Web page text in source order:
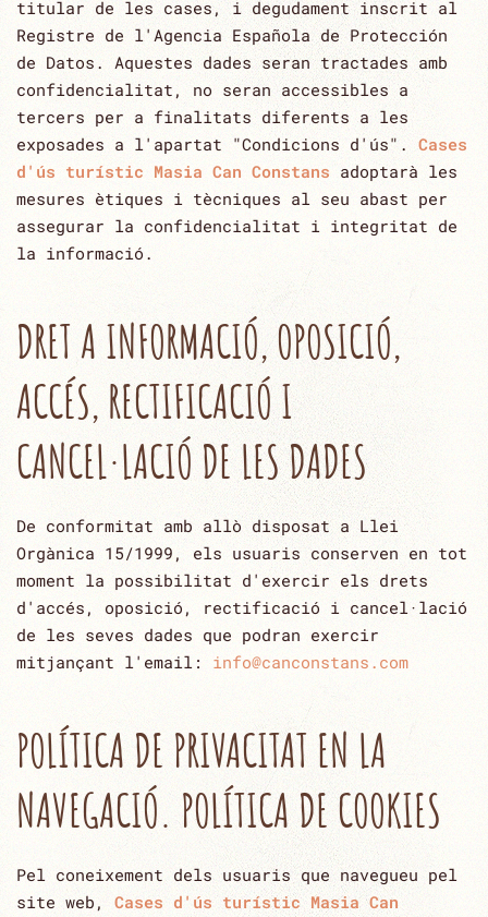
titular de les cases, i degudament inscrit al
Registre de l'Agencia ‎Española de Protección
de Datos. Aquestes dades seran tractades amb
confidencialitat, no seran ‎accessibles a
tercers per a finalitats diferents a les
exposades a l'apartat "Condicions d'ús". Cases
d'ús turístic Masia Can Constans adoptarà les
mesures ètiques i tècniques al seu abast per
assegurar la confidencialitat i integritat de
la ‎informació.‎
DRET A INFORMACIÓ, OPOSICIÓ,
ACCÉS, RECTIFICACIÓ I
CANCEL·LACIÓ DE LES DADES
De conformitat amb allò disposat a Llei
Orgànica 15/1999, els usuaris conserven en tot
moment la possibilitat ‎d'exercir els drets
d'accés, oposició, rectificació i cancel·lació
de les seves dades que podran exercir
mitjançant ‎l'email: info@canconstans.com
POLÍTICA DE PRIVACITAT EN LA
NAVEGACIÓ. POLÍTICA DE COOKIES
Pel coneixement dels usuaris que navegueu pel
site web, Cases d'ús turístic Masia Can